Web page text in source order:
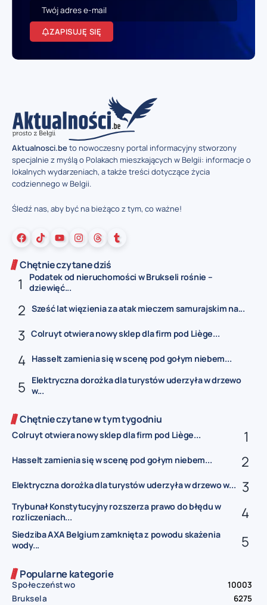
ZAPISUJĘ SIĘ
Aktualnosci.beto nowoczesny portal informacyjny stworzony
specjalnie z myślą o Polakach mieszkających w Belgii: informacje o
lokalnych wydarzeniach, a także treści dotyczące życia
codziennego w Belgii.
Śledź nas, aby być na bieżąco z tym, co ważne!
Chętnie czytane dziś
Podatek od nieruchomości w Brukseli rośnie –
dziewięć...
Sześć lat więzienia za atak mieczem samurajskim na...
Colruyt otwiera nowy sklep dla firm pod Liège...
Hasselt zamienia się w scenę pod gołym niebem...
Elektryczna dorożka dla turystów uderzyła w drzewo
w...
Chętnie czytane w tym tygodniu
Colruyt otwiera nowy sklep dla firm pod Liège...
Hasselt zamienia się w scenę pod gołym niebem...
Elektryczna dorożka dla turystów uderzyła w drzewo w...
Trybunał Konstytucyjny rozszerza prawo do błędu w
rozliczeniach...
Siedziba AXA Belgium zamknięta z powodu skażenia
wody...
Popularne kategorie
Społeczeństwo
10003
Bruksela
6275